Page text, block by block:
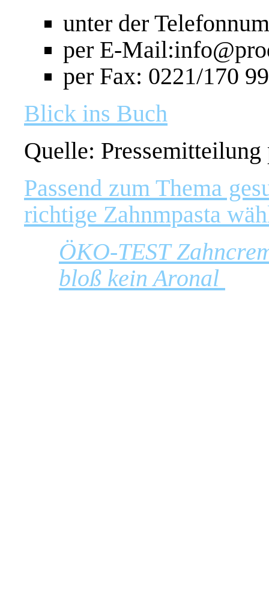
unter der
per E-
per Fax: 0221/170
Blick ins Buch
Quelle: Pressemitteilung
Passend zum Thema
richtige Zahnmpasta
ÖKO-TEST
bloß kein Aronal